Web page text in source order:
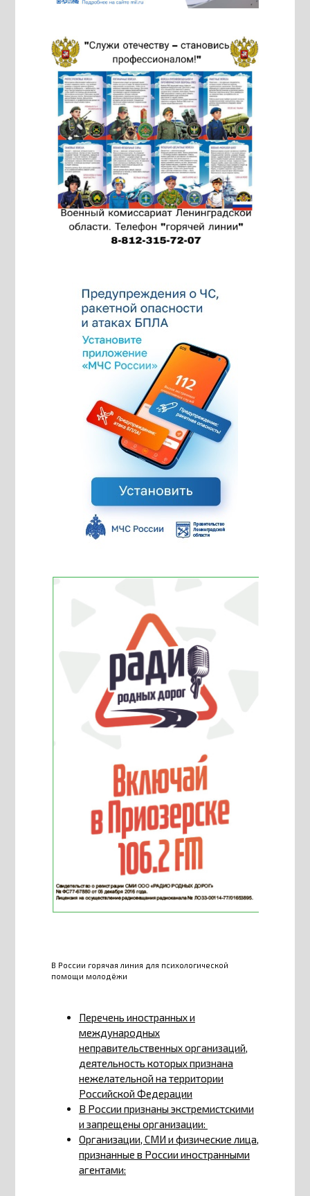
В России горячая линия для психологической
помощи молодёжи
Перечень иностранных и
международных
неправительственных организаций,
деятельность которых признана
нежелательной на территории
Российской Федерации
В России признаны экстремистскими
и запрещены организации:
Организации, СМИ и физические лица,
признанные в России иностранными
агентами: